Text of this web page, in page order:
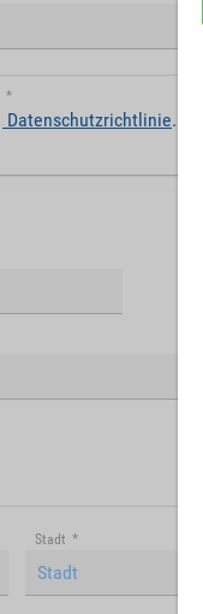
*
Datenschutzrichtlinie.
Stadt *